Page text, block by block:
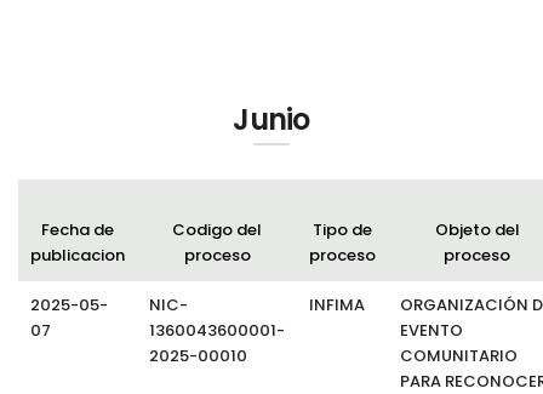
Junio
Fecha de
publicacion
Codigo del
proceso
Tipo de
proceso
Objeto del
proceso
2025-05-
07
NIC-
1360043600001-
2025-00010
INFIMA
ORGANIZACIÓN
EVENTO
COMUNITARIO
PARA